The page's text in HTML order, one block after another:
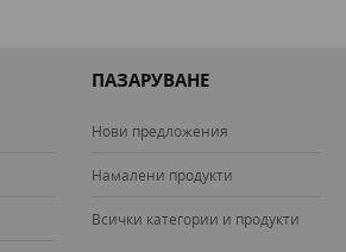
ПАЗАРУВАНЕ
Нови предложения
Намалени продукти
Всички категории и продукти